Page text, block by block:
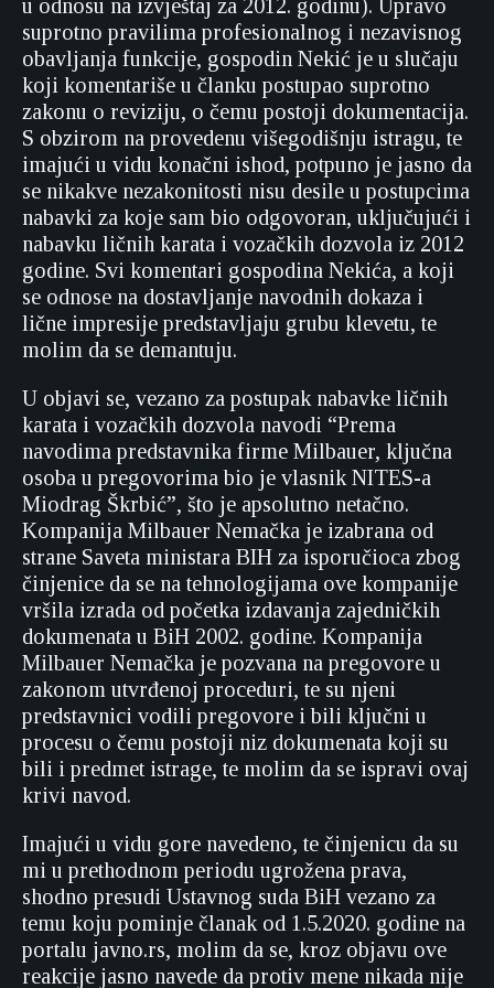
u odnosu na izvještaj za 2012. godinu). Upravo
suprotno pravilima profesionalnog i nezavisnog
obavljanja funkcije, gospodin Nekić je u slučaju
koji komentariše u članku postupao suprotno
zakonu o reviziju, o čemu postoji dokumentacija.
S obzirom na provedenu višegodišnju istragu, te
imajući u vidu konačni ishod, potpuno je jasno da
se nikakve nezakonitosti nisu desile u postupcima
nabavki za koje sam bio odgovoran, uključujući i
nabavku ličnih karata i vozačkih dozvola iz 2012
godine. Svi komentari gospodina Nekića, a koji
se odnose na dostavljanje navodnih dokaza i
lične impresije predstavljaju grubu klevetu, te
molim da se demantuju.
U objavi se, vezano za postupak nabavke ličnih
karata i vozačkih dozvola navodi “Prema
navodima predstavnika firme Milbauer, ključna
osoba u pregovorima bio je vlasnik NITES-a
Miodrag Škrbić”, što je apsolutno netačno.
Kompanija Milbauer Nemačka je izabrana od
strane Saveta ministara BIH za isporučioca zbog
činjenice da se na tehnologijama ove kompanije
vršila izrada od početka izdavanja zajedničkih
dokumenata u BiH 2002. godine. Kompanija
Milbauer Nemačka je pozvana na pregovore u
zakonom utvrđenoj proceduri, te su njeni
predstavnici vodili pregovore i bili ključni u
procesu o čemu postoji niz dokumenata koji su
bili i predmet istrage, te molim da se ispravi ovaj
krivi navod.
Imajući u vidu gore navedeno, te činjenicu da su
mi u prethodnom periodu ugrožena prava,
shodno presudi Ustavnog suda BiH vezano za
temu koju pominje članak od 1.5.2020. godine na
portalu javno.rs, molim da se, kroz objavu ove
reakcije jasno navede da protiv mene nikada nije